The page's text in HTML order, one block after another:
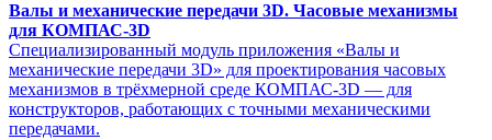
Валы и механические передачи 3D. Часовые механизмы
для КОМПАС-3D
Специализированный модуль приложения «Валы и
механические передачи 3D» для проектирования часовых
механизмов в трёхмерной среде КОМПАС-3D — для
конструкторов, работающих с точными механическими
передачами.